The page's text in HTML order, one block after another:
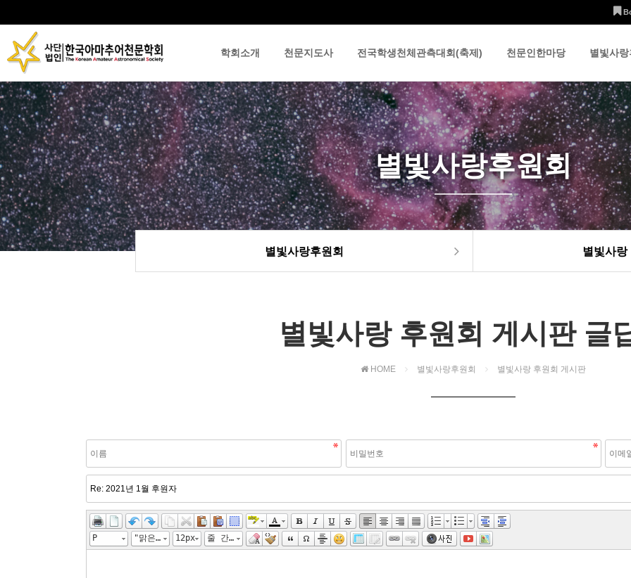
학회소개 천문지도사 전국학생천체관측대회(축제) 천문인한마당 별빛사
하위분류 하위분류
별빛사랑후원회
별빛사랑후원회 별빛사랑
별빛사랑 후원회 게시판 글
HOME 별빛사랑후원회 별빛사랑 후원회 게시판
P "맑은 고딕", "Malgun Gothic", gulim 12px 줄 간격